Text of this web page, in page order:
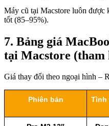
Máy cũ tại Macstore luôn được
tốt (85–95%).
7. Bảng giá
tại Macstore (tham
Giá thay đổi theo ngoại hình –
Phiên bản Tình